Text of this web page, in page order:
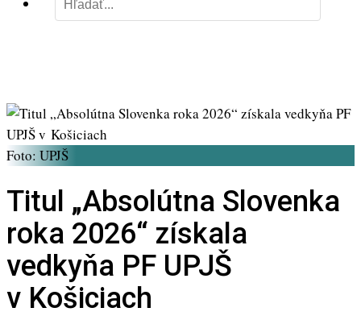
Foto: UPJŠ
Titul „Absolútna Slovenka
roka 2026“ získala
vedkyňa PF UPJŠ
v Košiciach